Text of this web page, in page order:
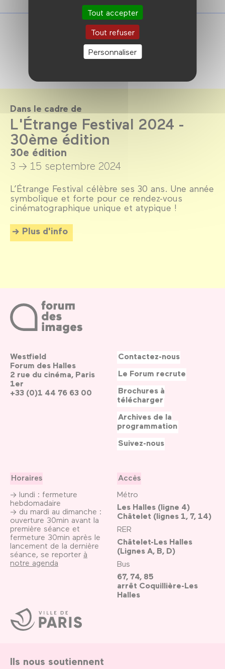
Tout accepter
Tout refuser
Personnaliser
Dans le cadre de
L'Étrange Festival 2024 -
30ème édition
30e édition
3 → 15 septembre 2024
L’Étrange Festival célèbre ses 30 ans. Une année
symbolique et forte pour ce rendez-vous
cinématographique unique et atypique !
Plus d'info
Ville
de
Paris
Westfield
Forum des Halles
2 rue du cinéma, Paris
1er
+33 (0)1 44 76 63 00
Horaires
→ lundi : fermeture
hebdomadaire
→ du mardi au dimanche :
ouverture 30min avant la
première séance et
fermeture 30min après le
lancement de la dernière
séance, se reporter à
notre agenda
Accès
Métro
Les Halles (ligne 4)
Châtelet (lignes 1, 7, 14)
RER
Châtelet-Les Halles
(Lignes A, B, D)
Bus
67, 74, 85
arrêt Coquillière-Les
Halles
Contactez-nous
Le Forum recrute
Brochures à
télécharger
Archives de la
programmation
Suivez-nous
Ils nous soutiennent